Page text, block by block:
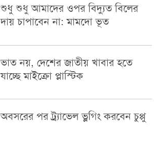
শুধু শুধু আমাদের ওপর বিদ্যুত বিলের
দায় চাপাবেন না: মামদো ভূত
ভাত নয়, দেশের জাতীয় খাবার হতে
যাচ্ছে মাইক্রো প্লাস্টিক
অবসরের পর ট্র্যাভেল ভ্লগিং করবেন চুপ্পু